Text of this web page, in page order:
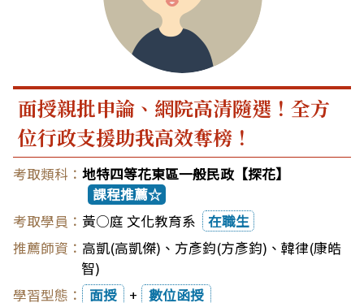
面授親批申論、網院高清隨選！全方
位行政支援助我高效奪榜！
地特四等花東區一般民政【探花】
課程推薦☆
黃○庭 文化教育系
在職生
高凱(高凱傑) 、 方彥鈞(方彥鈞) 、 韓律(康皓
智)
面授
+ 數位函授